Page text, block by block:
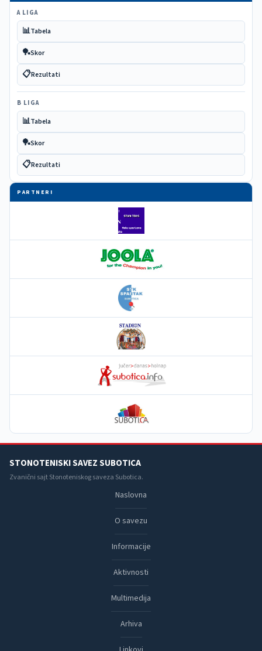
A LIGA
📊Tabela
🏓Skor
📋Rezultati
B LIGA
📊Tabela
🏓Skor
📋Rezultati
PARTNERI
STONOTENISKI SAVEZ SUBOTICA
Zvanični sajt Stonoteniskog saveza Subotica.
Naslovna
O savezu
Informacije
Aktivnosti
Multimedija
Arhiva